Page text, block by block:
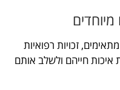
מיוחדים
זכויות רפואיות
איכות חייהם ולשלב אותם